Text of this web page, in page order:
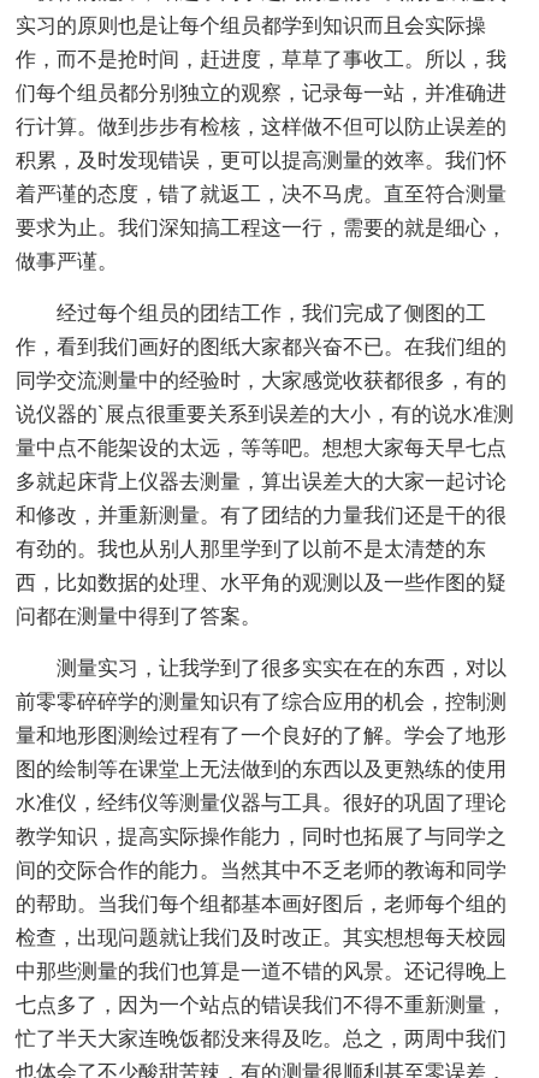
实习的原则也是让每个组员都学到知识而且会实际操
作，而不是抢时间，赶进度，草草了事收工。所以，我
们每个组员都分别独立的观察，记录每一站，并准确进
行计算。做到步步有检核，这样做不但可以防止误差的
积累，及时发现错误，更可以提高测量的效率。我们怀
着严谨的态度，错了就返工，决不马虎。直至符合测量
要求为止。我们深知搞工程这一行，需要的就是细心，
做事严谨。
经过每个组员的团结工作，我们完成了侧图的工
作，看到我们画好的图纸大家都兴奋不已。在我们组的
同学交流测量中的经验时，大家感觉收获都很多，有的
说仪器的`展点很重要关系到误差的大小，有的说水准测
量中点不能架设的太远，等等吧。想想大家每天早七点
多就起床背上仪器去测量，算出误差大的大家一起讨论
和修改，并重新测量。有了团结的力量我们还是干的很
有劲的。我也从别人那里学到了以前不是太清楚的东
西，比如数据的处理、水平角的观测以及一些作图的疑
问都在测量中得到了答案。
测量实习，让我学到了很多实实在在的东西，对以
前零零碎碎学的测量知识有了综合应用的机会，控制测
量和地形图测绘过程有了一个良好的了解。学会了地形
图的绘制等在课堂上无法做到的东西以及更熟练的使用
水准仪，经纬仪等测量仪器与工具。很好的巩固了理论
教学知识，提高实际操作能力，同时也拓展了与同学之
间的交际合作的能力。当然其中不乏老师的教诲和同学
的帮助。当我们每个组都基本画好图后，老师每个组的
检查，出现问题就让我们及时改正。其实想想每天校园
中那些测量的我们也算是一道不错的风景。还记得晚上
七点多了，因为一个站点的错误我们不得不重新测量，
忙了半天大家连晚饭都没来得及吃。总之，两周中我们
也体会了不少酸甜苦辣，有的测量很顺利甚至零误差，